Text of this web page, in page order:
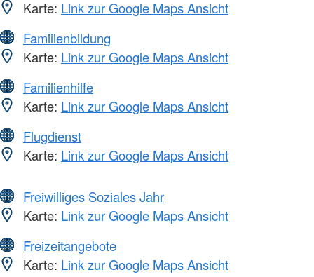
Karte: Link zur Google Maps Ansicht
Familienbildung
Karte: Link zur Google Maps Ansicht
Familienhilfe
Karte: Link zur Google Maps Ansicht
Flugdienst
Karte: Link zur Google Maps Ansicht
Freiwilliges Soziales Jahr
Karte: Link zur Google Maps Ansicht
Freizeitangebote
Karte: Link zur Google Maps Ansicht